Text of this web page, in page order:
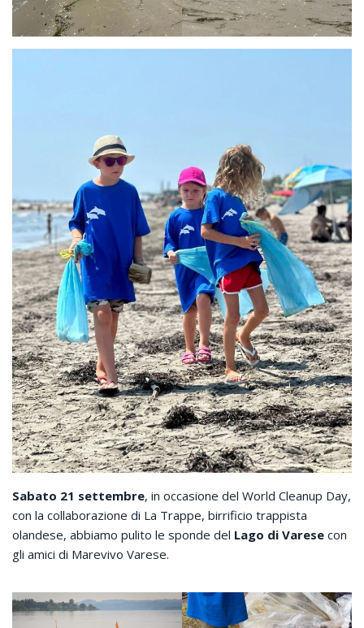
Sabato 21 settembre, in occasione del World Cleanup Day,
con la collaborazione di La Trappe, birrificio trappista
olandese, abbiamo pulito le sponde del Lago di Varese con
gli amici di Marevivo Varese.